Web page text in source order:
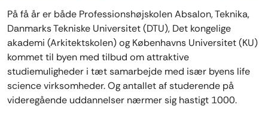
På få år er både Professionshøjskolen Absalon, Teknika,
Danmarks Tekniske Universitet (DTU), Det kongelige
akademi (Arkitektskolen) og Københavns Universitet (KU)
kommet til byen med tilbud om attraktive
studiemuligheder i tæt samarbejde med især byens life
science virksomheder. Og antallet af studerende på
videregående uddannelser nærmer sig hastigt 1000.